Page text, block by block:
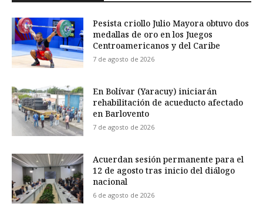
Pesista criollo Julio Mayora obtuvo dos
medallas de oro en los Juegos
Centroamericanos y del Caribe
7 de agosto de 2026
En Bolívar (Yaracuy) iniciarán
rehabilitación de acueducto afectado
en Barlovento
7 de agosto de 2026
Acuerdan sesión permanente para el
12 de agosto tras inicio del diálogo
nacional
6 de agosto de 2026